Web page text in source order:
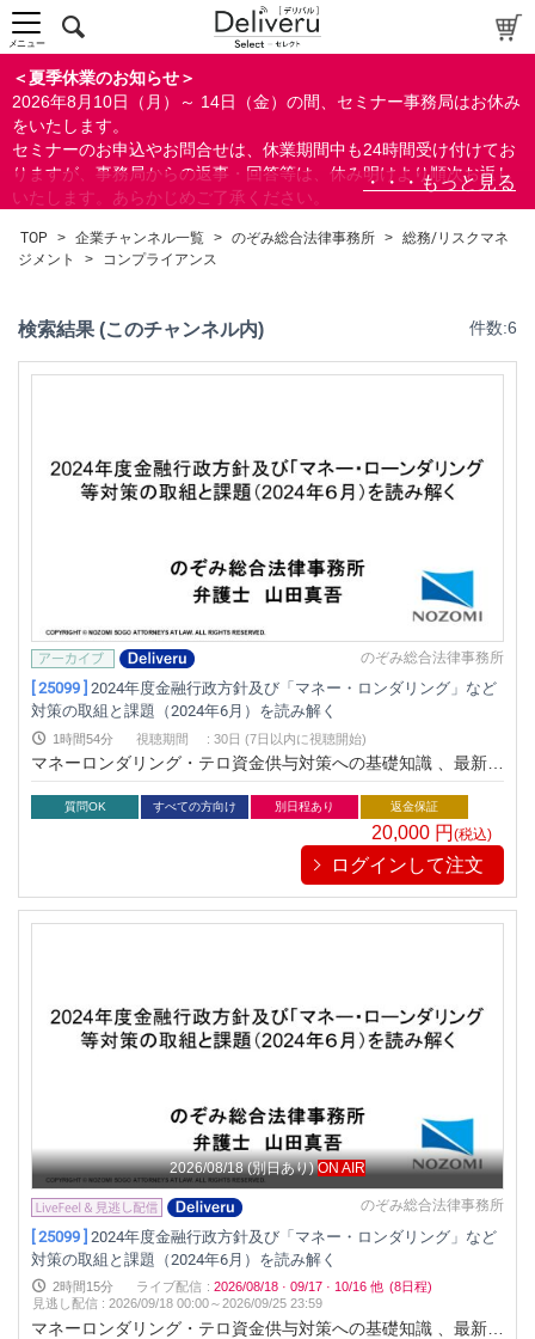
＜夏季休業のお知らせ＞
2026年8月10日（月）～ 14日（金）の間、セミナー事務局はお休み
をいたします。
セミナーのお申込やお問合せは、休業期間中も24時間受け付けてお
りますが、事務局からの返事・回答等は、休み明けより順次お返し
いたします。あらかじめご了承ください。
ができます。
メニュー
TOP > 企業チャンネル一覧 > のぞみ総合法律事務所 > 総務/リスクマネ
ジメント
> コンプライアンス
検索結果 (このチャンネル内) 件数:6
のぞみ総合法律事務所
[ 25099 ] 2024年度金融行政方針及び「マネー・ロンダリング」など
対策の取組と課題（2024年6月）を読み解く
1時間54分 視聴期間 : 30日 (7日以内に視聴開始)
マネーロンダリング・テロ資金供与対策への基礎知識 、最新の
当局の動向、有効性検証を学ぶことができます！
質問OK すべての方向け 別日程あり 返金保証
20,000 円 (税込)
ログインして注文
2026/08/18 (別日あり) ON AIR
のぞみ総合法律事務所
[ 25099 ] 2024年度金融行政方針及び「マネー・ロンダリング」など
対策の取組と課題（2024年6月）を読み解く
2時間15分 ライブ配信 : 2026/08/18 · 09/17 · 10/16 他 (8日程)
見逃し配信 :2026/09/18 00:00～2026/09/25 23:59
マネーロンダリング・テロ資金供与対策への基礎知識 、最新の